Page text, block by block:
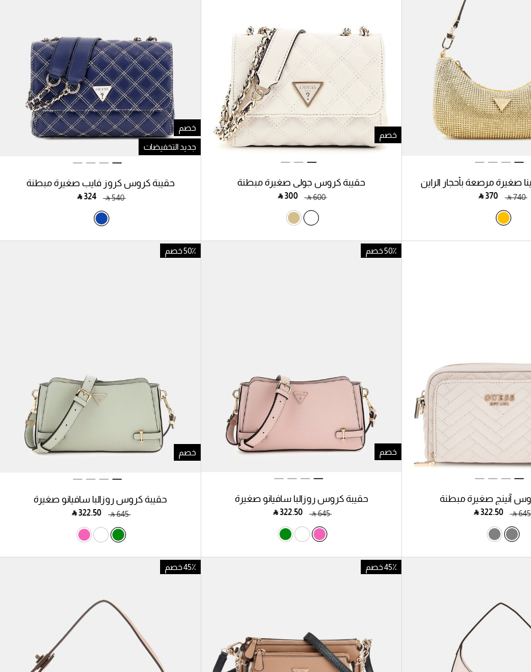
صغيرة مرصعة بأحجار الراين
‎ ⃁ ⁦740⁩ ‎
‎ ⃁ ⁦370⁩ ‎
خصم
حقيبة كروس جولي صغيرة مبطنة
‎ ⃁ ⁦600⁩ ‎
‎ ⃁ ⁦300⁩ ‎
خصم
جديد التخفيضات
حقيبة كروس كروز فايب صغيرة مبطنة
‎ ⃁ ⁦540⁩ ‎
‎ ⃁ ⁦324⁩ ‎
آنينج صغيرة مبطنة
⃁
‎ ⃁ ⁦322.50⁩ ‎
50٪ خصم
خصم
حقيبة كروس روزالبا سافيانو صغيرة
‎ ⃁ ⁦645⁩ ‎
‎ ⃁ ⁦322.50⁩ ‎
50٪ خصم
خصم
حقيبة كروس روزالبا سافيانو صغيرة
‎ ⃁ ⁦645⁩ ‎
‎ ⃁ ⁦322.50⁩ ‎
45٪ خصم 45٪ خصم